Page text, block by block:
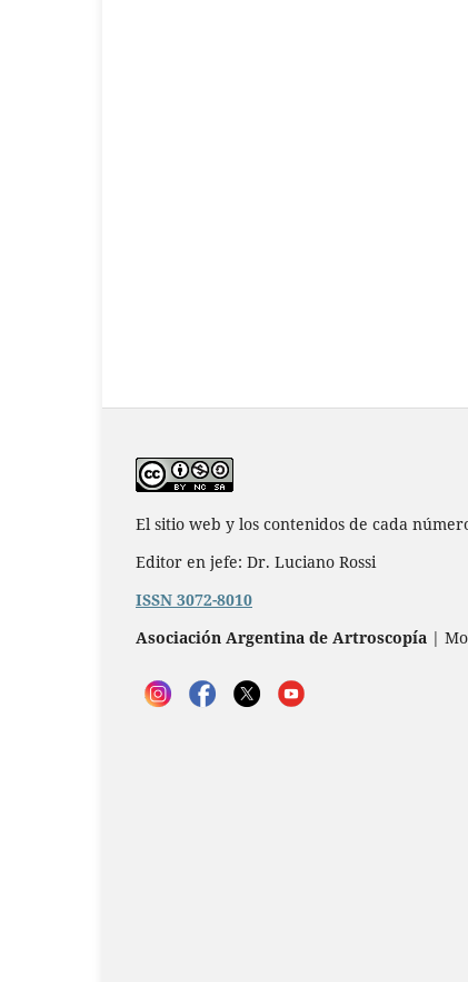
El sitio web y los contenidos de cada
Editor en jefe: Dr. Luciano Rossi
ISSN 3072-8010
Asociación Argentina de Artroscopía |